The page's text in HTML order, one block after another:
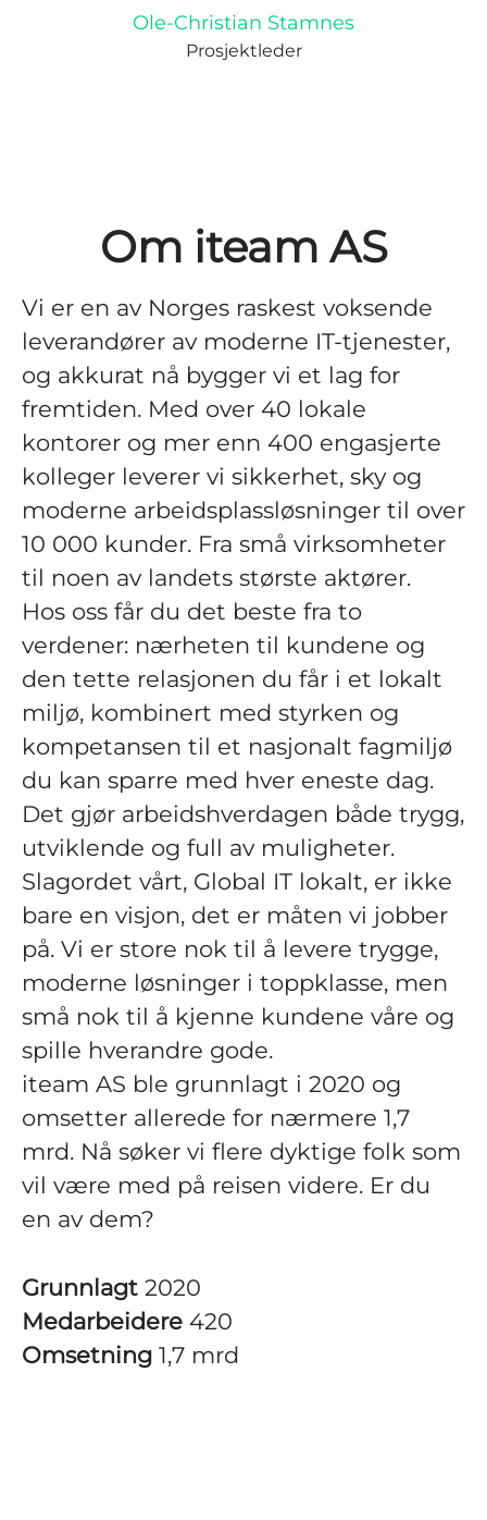
Ole-Christian Stamnes
Prosjektleder
Om iteam AS
Vi er en av Norges raskest voksende
leverandører av moderne IT-tjenester,
og akkurat nå bygger vi et lag for
fremtiden. Med over 40 lokale
kontorer og mer enn 400 engasjerte
kolleger leverer vi sikkerhet, sky og
moderne arbeidsplassløsninger til over
10 000 kunder. Fra små virksomheter
til noen av landets største aktører.
Hos oss får du det beste fra to
verdener: nærheten til kundene og
den tette relasjonen du får i et lokalt
miljø, kombinert med styrken og
kompetansen til et nasjonalt fagmiljø
du kan sparre med hver eneste dag.
Det gjør arbeidshverdagen både trygg,
utviklende og full av muligheter.
Slagordet vårt, Global IT lokalt, er ikke
bare en visjon, det er måten vi jobber
på. Vi er store nok til å levere trygge,
moderne løsninger i toppklasse, men
små nok til å kjenne kundene våre og
spille hverandre gode.
iteam AS ble grunnlagt i 2020 og
omsetter allerede for nærmere 1,7
mrd. Nå søker vi flere dyktige folk som
vil være med på reisen videre. Er du
en av dem?
Grunnlagt 2020
Medarbeidere 420
Omsetning 1,7 mrd